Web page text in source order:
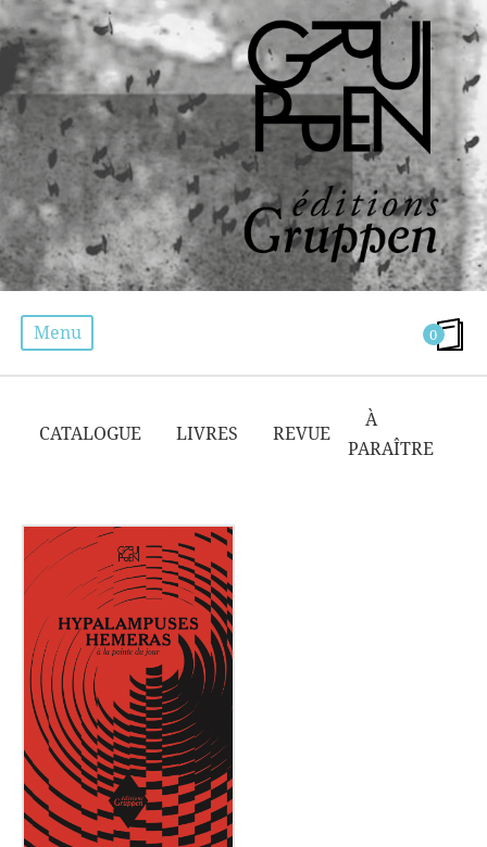
Menu 0
CATALOGUE
LIVRES REVUE
À
PARAÎTRE